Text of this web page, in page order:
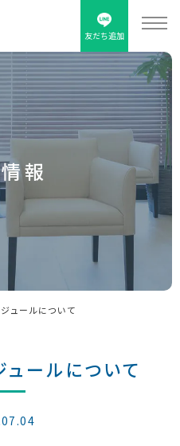
友だち追加
報
ュールについて
ールについて